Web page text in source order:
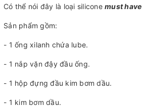
Có thể nói đây là loại silicone must have
Sản phẩm gồm:
- 1 ống xilanh chứa lube.
- 1 nắp vặn đậy đầu ống.
- 1 hộp đựng đầu kim bơm dầu.
- 1 kim bơm dầu.